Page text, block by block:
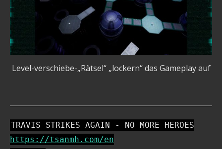
Level-verschiebe-„Rätsel“ „lockern“ das Gameplay auf
TRAVIS STRIKES AGAIN - NO MORE HEROES
https://tsanmh.com/en